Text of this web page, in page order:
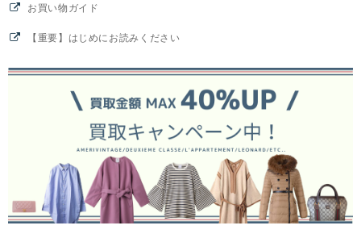
お買い物ガイド
【重要】はじめにお読みください